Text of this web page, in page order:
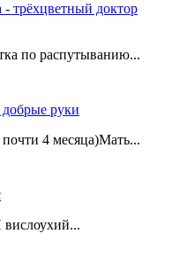
- трёхцветный доктор
по распутыванию...
руки
4 месяца)Мать...